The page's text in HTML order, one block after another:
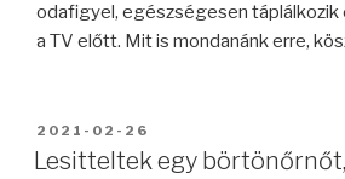
odafigyel, egészségesen táplálkozik
a TV előtt. Mit is mondanánk erre,
BEKÜLDVE:
2021-02-26
Lesitteltek egy